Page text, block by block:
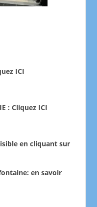
ICI
: Cliquez ICI
en cliquant sur
en savoir